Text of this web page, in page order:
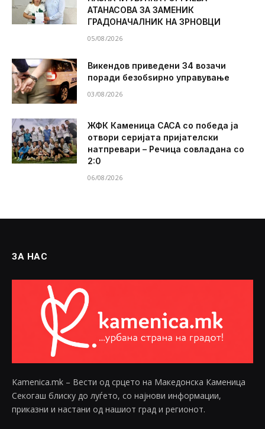
АТАНАСОВА ЗА ЗАМЕНИК
ГРАДОНАЧАЛНИК НА ЗРНОВЦИ
05/08/2026
Викендов приведени 34 возачи
поради безобѕирно управување
03/08/2026
ЖФК Каменица САСА со победа ја
отвори серијата пријателски
натпревари – Речица совладана со
2:0
06/08/2026
ЗА НАС
Kamenica.mk – Вести од срцето на Македонска Каменица
Секогаш блиску до луѓето, со најнови информации,
приказни и настани од нашиот град и регионот.